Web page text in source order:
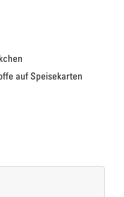
auf Speisekarten